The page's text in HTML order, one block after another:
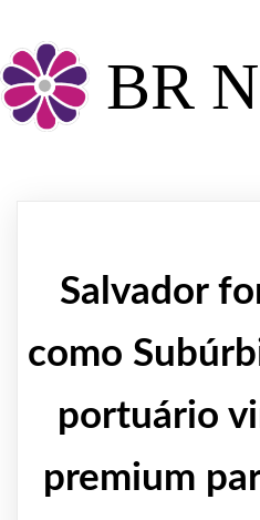
BR
Salvador
como
portuário
premium